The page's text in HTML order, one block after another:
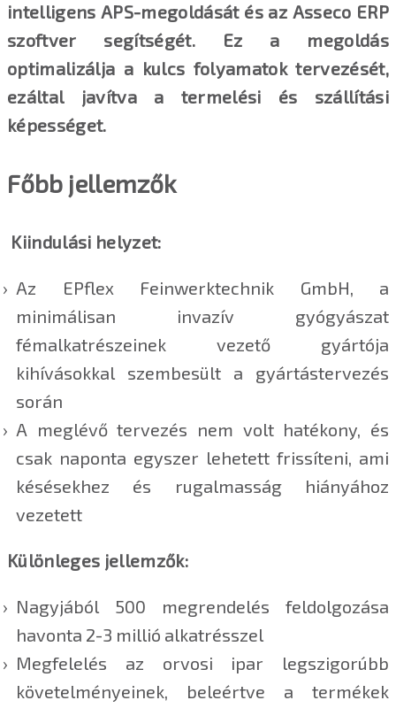
intelligens APS-megoldását és az Asseco ERP
szoftver segítségét. Ez a megoldás
optimalizálja a kulcs folyamatok tervezését,
ezáltal javítva a termelési és szállítási
képességet.
Főbb jellemzők
Kiindulási helyzet:
Az EPflex Feinwerktechnik GmbH, a
minimálisan invazív gyógyászat
fémalkatrészeinek vezető gyártója
kihívásokkal szembesült a gyártástervezés
során
A meglévő tervezés nem volt hatékony, és
csak naponta egyszer lehetett frissíteni, ami
késésekhez és rugalmasság hiányához
vezetett
Különleges jellemzők:
Nagyjából 500 megrendelés feldolgozása
havonta 2-3 millió alkatrésszel
Megfelelés az orvosi ipar legszigorúbb
követelményeinek, beleértve a termékek